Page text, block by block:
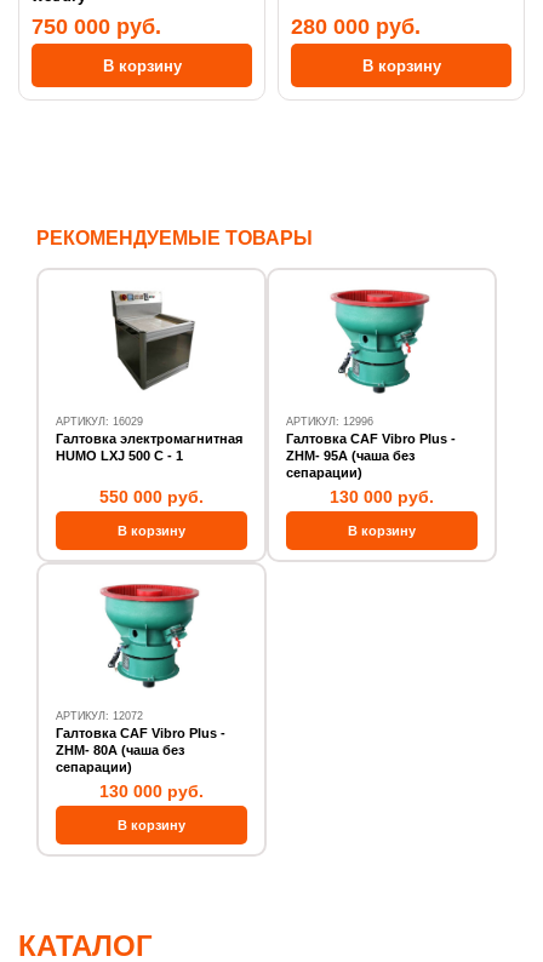
КАТАЛОГ
750 000 руб.
В корзину
280 000 руб.
В корзину
РЕКОМЕНДУЕМЫЕ ТОВАРЫ
АРТИКУЛ: 16029
Галтовка электромагнитная
HUMO LXJ 500 C - 1
550 000 руб.
АРТИКУЛ: 12996
Галтовка CAF Vibro Plus -
ZHM- 95А (чаша без
сепарации)
130 000 руб.
АРТИКУЛ: 12072
Галтовка CAF Vibro Plus -
ZHM- 80А (чаша без
сепарации)
130 000 руб.